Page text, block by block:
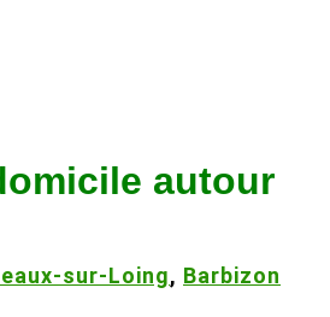
autour
sur-Loing, Barbizon